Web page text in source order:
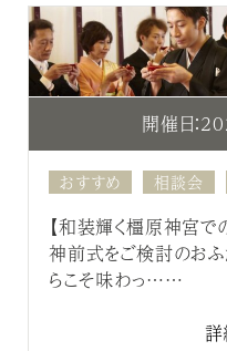
開催日：
おすすめ 相談会
【和装輝く橿原神宮
神前式をご検討のお
らこそ味わっ……
詳